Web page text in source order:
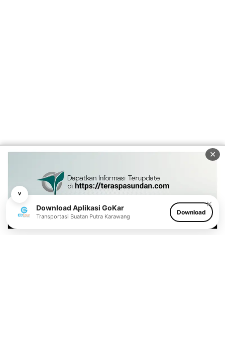
˅
✕
Download Aplikasi GoKar
Transportasi Buatan Putra Karawang
Download
✕